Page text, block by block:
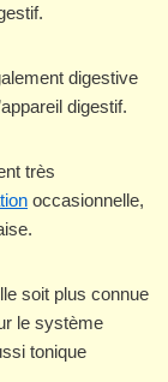
digestive
digestif.
très
occasionnelle,
soit plus connue
le système
tonique